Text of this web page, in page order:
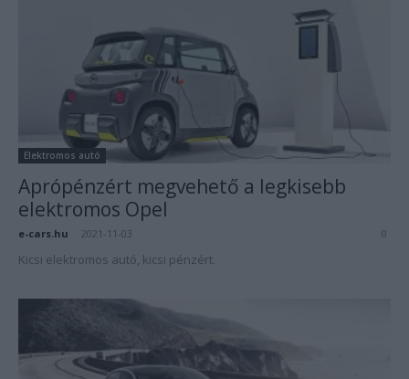
Elektromos autó
Aprópénzért megvehető a legkisebb
elektromos Opel
e-cars.hu 2021-11-03 0
Kicsi elektromos autó, kicsi pénzért.